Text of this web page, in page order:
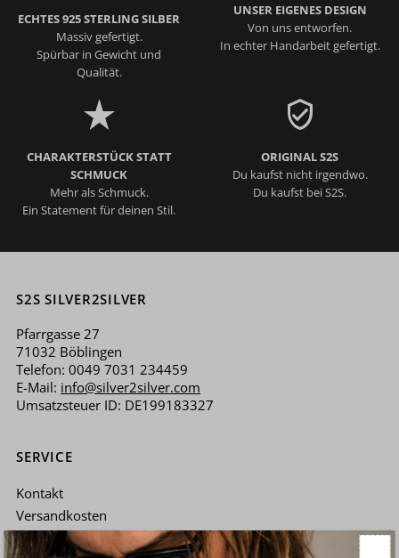
ECHTES 925 STERLING SILBER
Massiv gefertigt.
Spürbar in Gewicht und
Qualität.
UNSER EIGENES DESIGN
Von uns entworfen.
In echter Handarbeit gefertigt.
CHARAKTERSTÜCK STATT
SCHMUCK
Mehr als Schmuck.
Ein Statement für deinen Stil.
ORIGINAL S2S
Du kaufst nicht irgendwo.
Du kaufst bei S2S.
S2S SILVER2SILVER
Pfarrgasse 27
71032 Böblingen
Telefon: 0049 7031 234459
E-Mail: info@silver2silver.com
Umsatzsteuer ID: DE199183327
SERVICE
Kontakt
Versandkosten
Pflegehinweise